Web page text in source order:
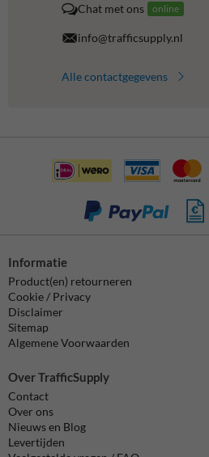
Chat met ons online
info@trafficsupply.nl
Alle contactgegevens
Informatie
Product(en) retourneren
Cookie / Privacy
Disclaimer
Sitemap
Algemene Voorwaarden
Over TrafficSupply
Contact
Over ons
Nieuws en Blog
Levertijden